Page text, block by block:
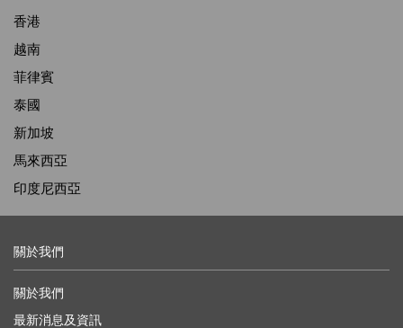
香港
越南
菲律賓
泰國
新加坡
馬來西亞
印度尼西亞
關於我們
關於我們
最新消息及資訊